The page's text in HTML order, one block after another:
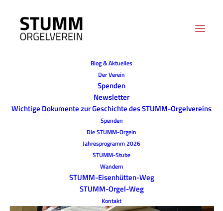
Blog & Aktuelles
Der Verein
Spenden
Newsletter
Wichtige Dokumente zur Geschichte des STUMM-Orgelvereins
Spenden
Die STUMM-Orgeln
Jahresprogramm 2026
STUMM-Stube
Wandern
STUMM-Eisenhütten-Weg
STUMM-Orgel-Weg
Kontakt